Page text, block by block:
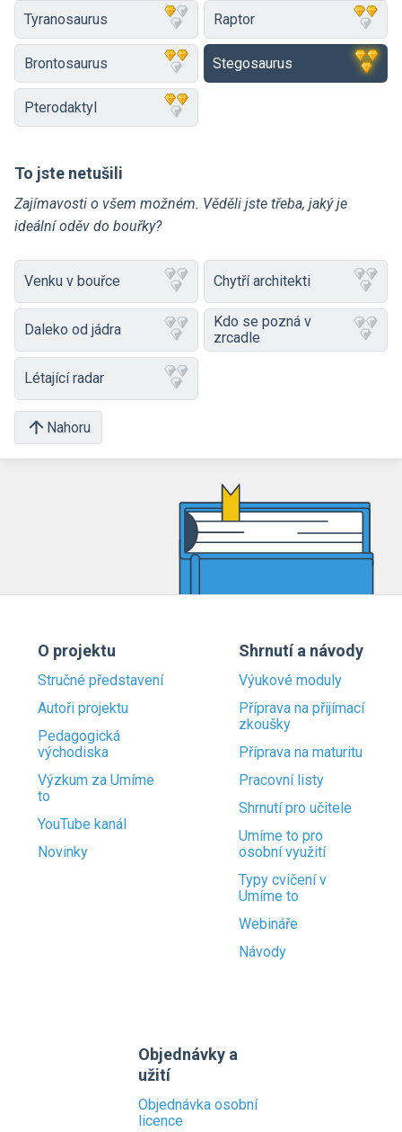
Tyranosaurus Raptor
Brontosaurus Stegosaurus
Pterodaktyl
To jste netušili
Zajímavosti o všem možném. Věděli jste třeba, jaký je
ideální oděv do bouřky?
Venku v bouřce Chytří architekti
Daleko od jádra
Kdo se pozná v
zrcadle
Létající radar
Nahoru
O projektu
Stručné představení
Autoři projektu
Pedagogická
východiska
Výzkum za Umíme
to
YouTube kanál
Novinky
Shrnutí a návody
Výukové moduly
Příprava na přijímací
zkoušky
Příprava na maturitu
Pracovní listy
Shrnutí pro učitele
Umíme to pro
osobní využití
Typy cvičení v
Umíme to
Webináře
Návody
Objednávky a
užití
Objednávka osobní
licence